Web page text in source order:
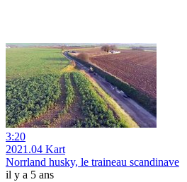
3:20
2021.04 Kart
Norrland husky, le traineau scandinave
il y a 5 ans